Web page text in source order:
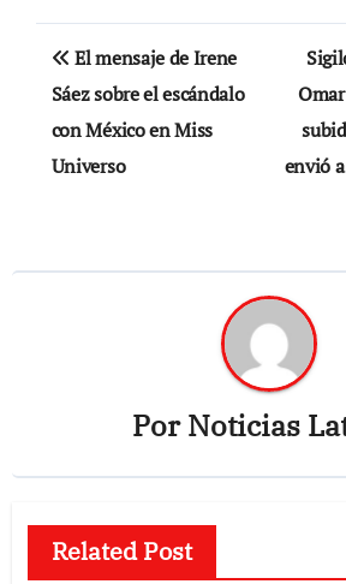
Navegación
de
entradas
El mensaje de Irene
Sáez sobre el escándalo
con México en Miss
Universo
envió
PorNoticias
Related Post